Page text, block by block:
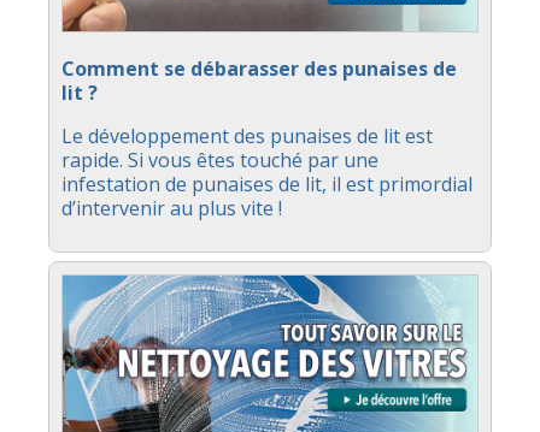
Comment se débarasser des punaises de
lit ?
Le développement des punaises de lit est
rapide. Si vous êtes touché par une
infestation de punaises de lit, il est primordial
d’intervenir au plus vite !